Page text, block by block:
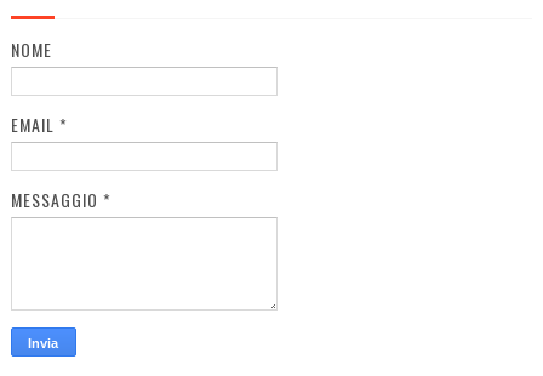
NOME
EMAIL *
MESSAGGIO *